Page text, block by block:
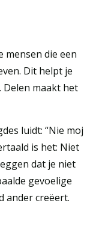
mensen die een
Dit helpt je
Delen maakt het
luidt: “Nie moj
is het: Niet
dat je niet
gevoelige
ander creëert.